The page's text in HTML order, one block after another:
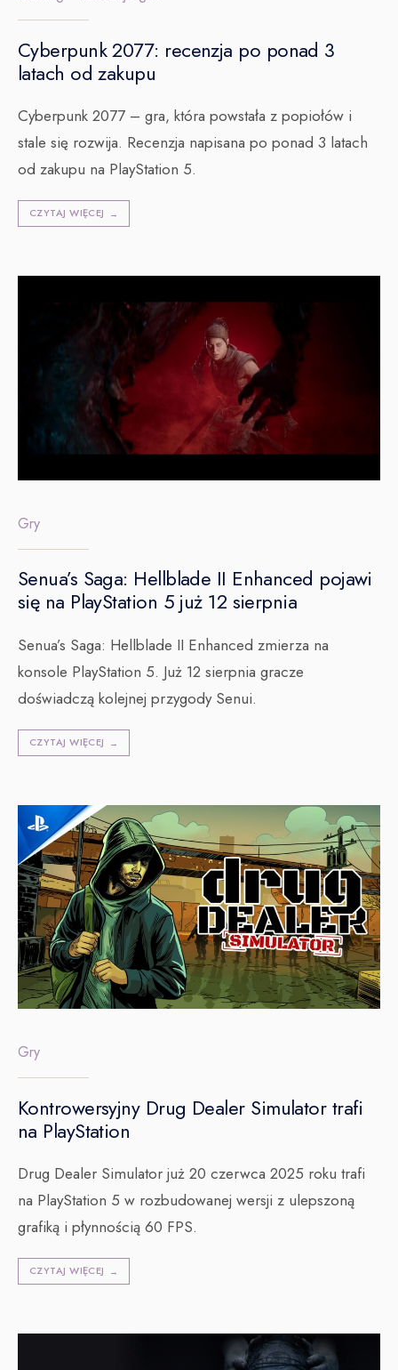
Cyberpunk 2077: recenzja po ponad 3
latach od zakupu
Cyberpunk 2077 – gra, która powstała z popiołów i
stale się rozwija. Recenzja napisana po ponad 3 latach
od zakupu na PlayStation 5.
CZYTAJ WIĘCEJ →
Gry
Senua’s Saga: Hellblade II Enhanced pojawi
się na PlayStation 5 już 12 sierpnia
Senua’s Saga: Hellblade II Enhanced zmierza na
konsole PlayStation 5. Już 12 sierpnia gracze
doświadczą kolejnej przygody Senui.
CZYTAJ WIĘCEJ →
Gry
Kontrowersyjny Drug Dealer Simulator trafi
na PlayStation
Drug Dealer Simulator już 20 czerwca 2025 roku trafi
na PlayStation 5 w rozbudowanej wersji z ulepszoną
grafiką i płynnością 60 FPS.
CZYTAJ WIĘCEJ →